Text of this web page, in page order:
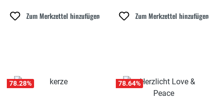
Zum Merkzettel hinzufügen Zum Merkzettel hinzufügen
78.28% 78.64%